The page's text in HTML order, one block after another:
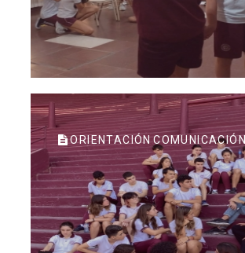
ORIENTACIÓN COMUNICACIÓN